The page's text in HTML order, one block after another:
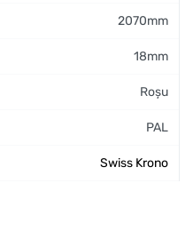
2070mm
18mm
Roșu
PAL
Swiss Krono